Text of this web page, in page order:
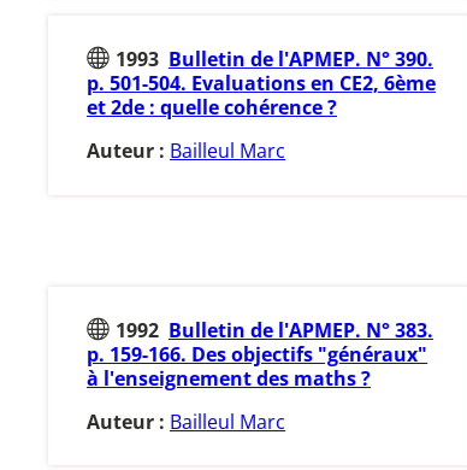
1993 Bulletin de l'APMEP. N° 390.
p. 501-504. Evaluations en CE2, 6ème
et 2de : quelle cohérence ?
Auteur : Bailleul Marc
1992 Bulletin de l'APMEP. N° 383.
p. 159-166. Des objectifs "généraux"
à l'enseignement des maths ?
Auteur : Bailleul Marc